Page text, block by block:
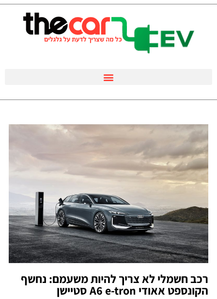
רכב חשמלי לא צריך להיות משעמם: נחשף
הקונספט אאודי A6 e-tron סטיישן